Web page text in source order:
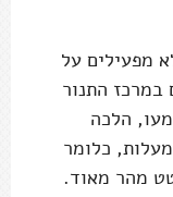
מפעילים על
התנור
הלכה
למעשה, היא העלאת החום ב-10-15 מעלות, כלומר
מהר מאוד.